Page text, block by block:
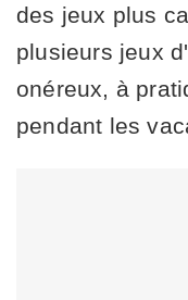
des jeux plus
plusieurs jeux
onéreux, à
pendant les